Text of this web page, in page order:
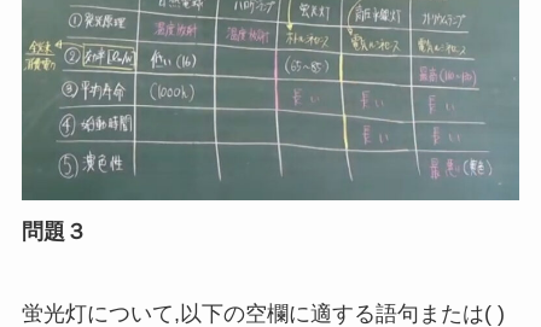
問題３
蛍光灯について, 以下の空欄に適する語句または( )